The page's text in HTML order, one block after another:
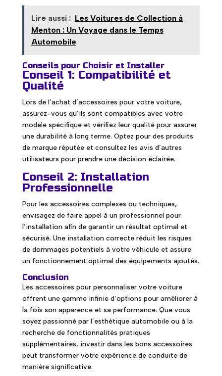
Lire aussi : Les Voitures de Collection à
Menton : Un Voyage dans le Temps
Automobile
Conseils pour Choisir et Installer
Conseil 1: Compatibilité et
Qualité
Lors de l’achat d’accessoires pour votre voiture,
assurez-vous qu’ils sont compatibles avec votre
modèle spécifique et vérifiez leur qualité pour assurer
une durabilité à long terme. Optez pour des produits
de marque réputée et consultez les avis d’autres
utilisateurs pour prendre une décision éclairée.
Conseil 2: Installation
Professionnelle
Pour les accessoires complexes ou techniques,
envisagez de faire appel à un professionnel pour
l’installation afin de garantir un résultat optimal et
sécurisé. Une installation correcte réduit les risques
de dommages potentiels à votre véhicule et assure
un fonctionnement optimal des équipements ajoutés.
Conclusion
Les accessoires pour personnaliser votre voiture
offrent une gamme infinie d’options pour améliorer à
la fois son apparence et sa performance. Que vous
soyez passionné par l’esthétique automobile ou à la
recherche de fonctionnalités pratiques
supplémentaires, investir dans les bons accessoires
peut transformer votre expérience de conduite de
manière significative.